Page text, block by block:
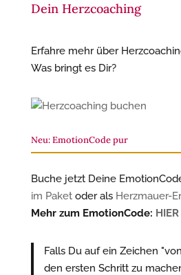
Dein Herzcoaching
Erfahre mehr über
Was bringt es Dir?
Neu: EmotionCode pur
Buche jetzt Deine
im Paketoder als Herzmauer-
Mehr zum EmotionCode: HIER
Falls Du auf ein Zeichen
den ersten Schritt zu